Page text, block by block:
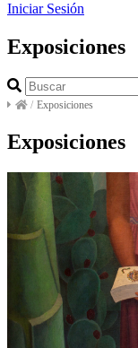
Iniciar Sesión
Exposiciones
/ Exposiciones
Exposiciones